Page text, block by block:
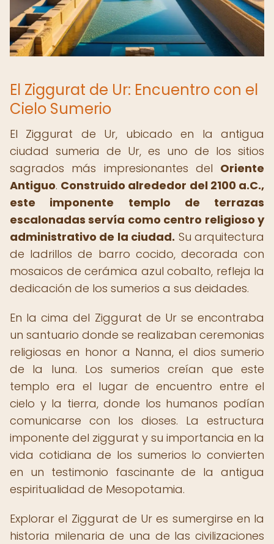
El Ziggurat de Ur: Encuentro con el
Cielo Sumerio
El Ziggurat de Ur, ubicado en la antigua
ciudad sumeria de Ur, es uno de los sitios
sagrados más impresionantes del Oriente
Antiguo. Construido alrededor del 2100 a.C.,
este imponente templo de terrazas
escalonadas servía como centro religioso y
administrativo de la ciudad. Su arquitectura
de ladrillos de barro cocido, decorada con
mosaicos de cerámica azul cobalto, refleja la
dedicación de los sumerios a sus deidades.
En la cima del Ziggurat de Ur se encontraba
un santuario donde se realizaban ceremonias
religiosas en honor a Nanna, el dios sumerio
de la luna. Los sumerios creían que este
templo era el lugar de encuentro entre el
cielo y la tierra, donde los humanos podían
comunicarse con los dioses. La estructura
imponente del ziggurat y su importancia en la
vida cotidiana de los sumerios lo convierten
en un testimonio fascinante de la antigua
espiritualidad de Mesopotamia.
Explorar el Ziggurat de Ur es sumergirse en la
historia milenaria de una de las civilizaciones